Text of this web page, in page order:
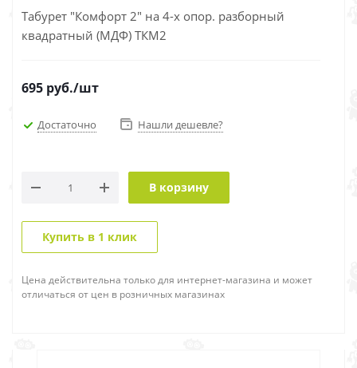
Табурет "Комфорт 2" на 4-х опор. разборный
квадратный (МДФ) ТКМ2
695 руб./шт
Достаточно Нашли дешевле?
В корзину
Купить в 1 клик
Цена действительна только для интернет-магазина и может
отличаться от цен в розничных магазинах